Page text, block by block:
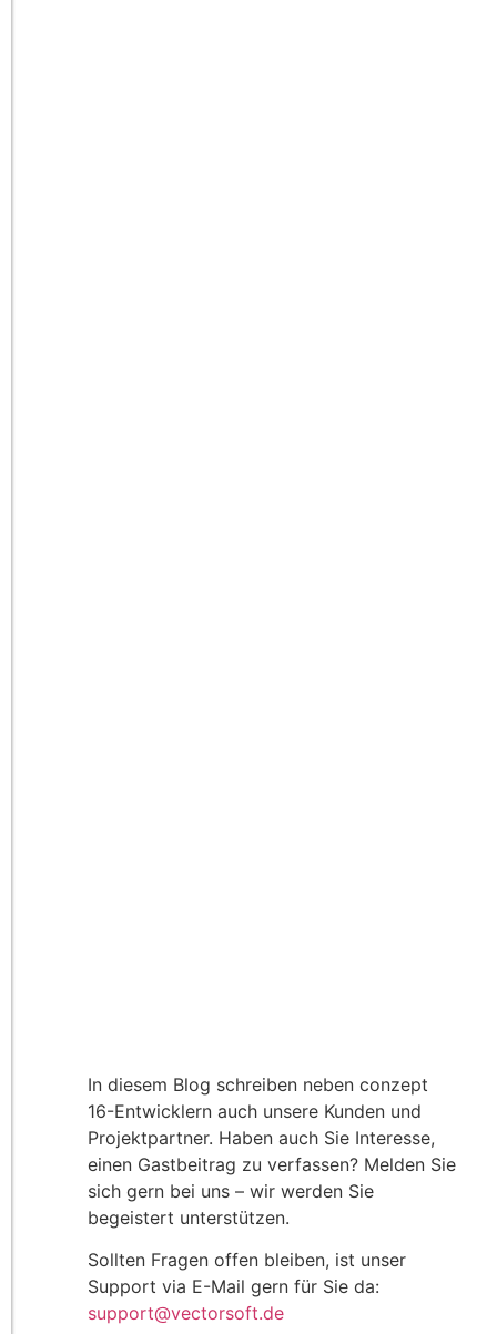
In diesem Blog schreiben neben conzept
16-Entwicklern auch unsere Kunden und
Projektpartner. Haben auch Sie Interesse,
einen Gastbeitrag zu verfassen? Melden Sie
sich gern bei uns – wir werden Sie
begeistert unterstützen.
Sollten Fragen offen bleiben, ist unser
Support via E-Mail gern für Sie da:
support@vectorsoft.de